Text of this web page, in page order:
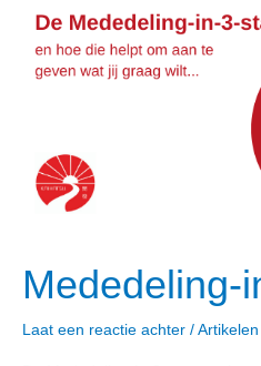
Mededeling-
Laat een reactie achter / Artikelen
3-
stappen